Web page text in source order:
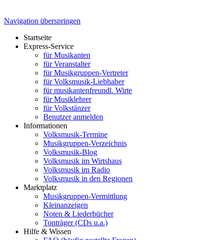
Navigation überspringen
Startseite
Express-Service
für Musikanten
für Veranstalter
für Musikgruppen-Vertreter
für Volksmusik-Liebhaber
für musikantenfreundl. Wirte
für Musiklehrer
für Volkstänzer
Benutzer anmelden
Informationen
Volksmusik-Termine
Musikgruppen-Verzeichnis
Volksmusik-Blog
Volksmusik im Wirtshaus
Volksmusik im Radio
Volksmusik in den Regionen
Marktplatz
Musikgruppen-Vermittlung
Kleinanzeigen
Noten & Liederbücher
Tonträger (CDs u.a.)
Hilfe & Wissen